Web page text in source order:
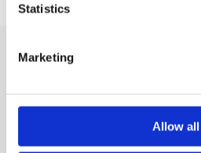
Statistics
Marketing
Allow all